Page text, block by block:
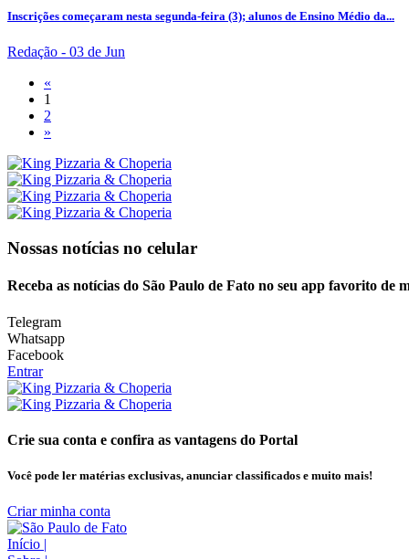
Inscrições começaram nesta segunda-feira (3); alunos de Ensino Médio da...
Redação - 03 de Jun
«
1
2
»
Nossas notícias no celular
Receba as notícias do São Paulo de Fato no seu app favorito de
Telegram
Whatsapp
Facebook
Entrar
Crie sua conta e confira as vantagens do Portal
Você pode ler matérias exclusivas, anunciar classificados e muito mais!
Criar minha conta
Início |